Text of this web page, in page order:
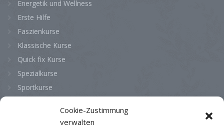
Cookie-Zustimmung
verwalten
Energetik und Wellness
Erste Hilfe
Faszienkurse
Klassische Kurse
Quick fix Kurse
Spezialkurse
Sportkurse